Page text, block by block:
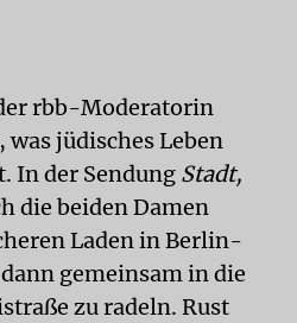
rbb-Moderatorin
jüdisches Leben
In der Sendung Stadt,
die beiden Damen
Laden in Berlin-
gemeinsam in die
zu radeln. Rust